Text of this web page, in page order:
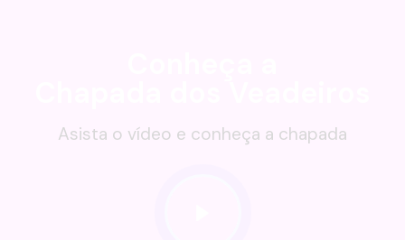
Asista o vídeo e conheça a chapada